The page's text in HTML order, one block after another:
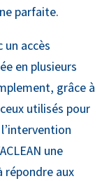
parfaite.
un accès
en plusieurs
grâce à
utilisés pour
une
aux